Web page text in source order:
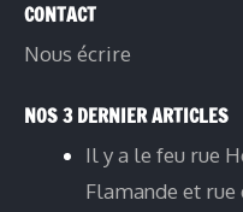
CONTACT
Nous écrire
NOS 3 DERNIER ARTICLES
Il y a le feu rue
Flamande et